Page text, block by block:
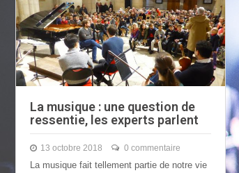
La musique : une question de
ressentie, les experts parlent
13 octobre 2018 0 commentaire
La musique fait tellement partie de notre vie